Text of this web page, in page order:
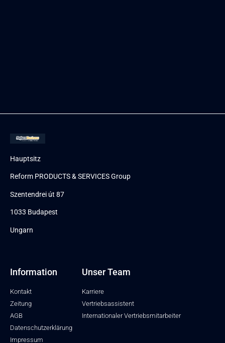
Hauptsitz
Reform PRODUCTS & SERVICES Group
Szentendrei út 87
1033 Budapest
Ungarn
Information
Kontakt
Zeitung
AGB
Datenschutzerklärung
Impressum
Unser Team
Karriere
Vertriebsassistent
Internationaler Vertriebsmitarbeiter